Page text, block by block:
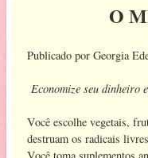
O
Publicado por Georgia
Economize seu dinheiro
Você escolhe vegetais,
destruam os radicais